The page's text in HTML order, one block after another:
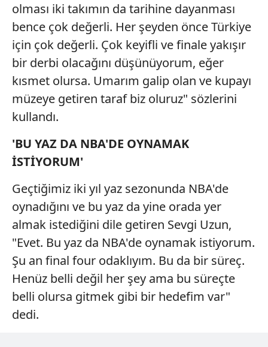
kullanılmaktadır. Bu çerezler vasıtasıyla çeşitli kişisel
verileriniz işlenmekte olup gerekli olan çerezler bilgi
toplumu hizmetlerinin sunulması amacıyla
kullanılmaktadır. Diğer çerezler, sitemizin daha işlevsel
kılınması ve kişiselleştirilmesi ve sizlere yönelik
reklam/pazarlama faaliyetlerinin yapılması, amaçlarıyla
sınırlı olarak açık rızanız dahilinde kullanılacaktır.
vasıtasıyla belirleyebilirsiniz. Çerezlere ilişkin detaylı bilgi
için Ayarlar butonuna tıklayabilir,
6698 sayılı Kişisel Verilerin Korunması Kanunu uyarınca
hazırlanmış Aydınlatma Metnimizi okumak ve sitemizde
ilgili mevzuata uygun olarak kullanılan çerezlerle ilgili bilgi
almak için lütfentıklayınız.
olması iki takımın da tarihine dayanması
bence çok değerli. Her şeyden önce Türkiye
için çok değerli. Çok keyifli ve finale yakışır
bir derbi olacağını düşünüyorum, eğer
kısmet olursa. Umarım galip olan ve kupayı
müzeye getiren taraf biz oluruz" sözlerini
kullandı.
'BU YAZ DA NBA'DE OYNAMAK
İSTİYORUM'
Geçtiğimiz iki yıl yaz sezonunda NBA'de
oynadığını ve bu yaz da yine orada yer
almak istediğini dile getiren Sevgi Uzun,
"Evet. Bu yaz da NBA'de oynamak istiyorum.
Şu an final four odaklıyım. Bu da bir süreç.
Henüz belli değil her şey ama bu süreçte
belli olursa gitmek gibi bir hedefim var"
dedi.